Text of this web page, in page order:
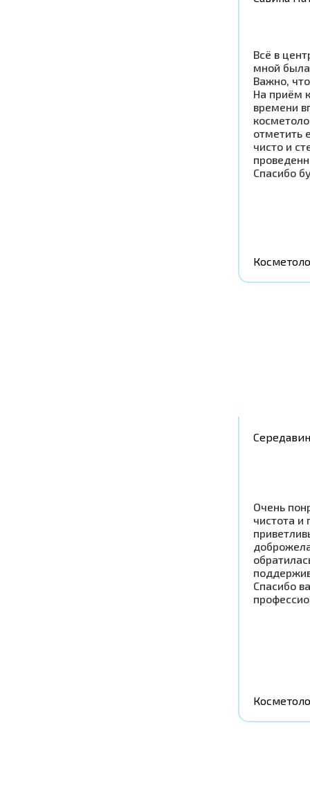
Всё в
мной
Важно,
На приём
времени
отметить
чисто и
Спасибо
Очень
чистота и
Спасибо